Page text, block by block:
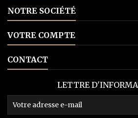
NOTRE SOCIÉTÉ
VOTRE COMPTE
CONTACT
LETTRE